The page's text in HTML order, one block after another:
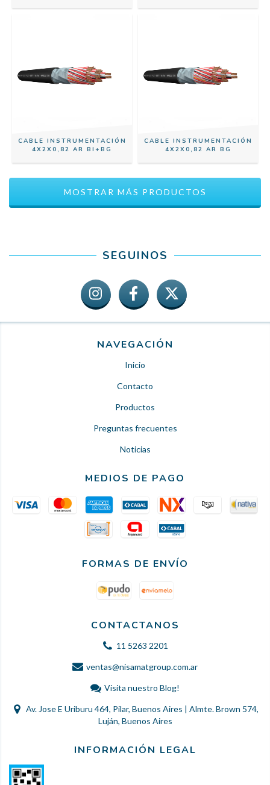
CABLE INSTRUMENTACIÓN
4X2X0,82 AR BI+BG
CABLE INSTRUMENTACIÓN
4X2X0,82 AR BG
MOSTRAR MÁS PRODUCTOS
SEGUINOS
NAVEGACIÓN
Inicio
Contacto
Productos
Preguntas frecuentes
Noticias
MEDIOS DE PAGO
FORMAS DE ENVÍO
CONTACTANOS
11 5263 2201
ventas@nisamatgroup.com.ar
Visita nuestro Blog!
Av. Jose E Uriburu 464, Pilar, Buenos Aires | Almte. Brown 574,
Luján, Buenos Aires
INFORMACIÓN LEGAL